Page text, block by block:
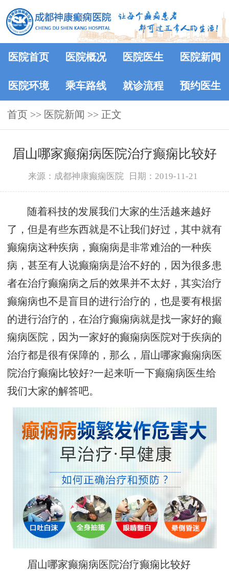
医院首页 医院概况 医院医生 医院新闻
医院环境 乘车路线 就诊流程 预约医生
首页 >> 医院新闻 >> 正文
眉山哪家癫痫病医院治疗癫痫比较好
来源：成都神康癫痫医院 日期：2019-11-21
随着科技的发展我们大家的生活越来越好
了，但是有些东西就是不让我们好过，其中就有
癫痫病这种疾病，癫痫病是非常难治的一种疾
病，甚至有人说癫痫病是治不好的，因为很多患
者在治疗癫痫病之后的效果并不太好，其实治疗
癫痫病也不是盲目的进行治疗的，也是要有根据
的进行治疗的，在治疗癫痫病就是找一家好的癫
痫病医院，因为一家好的癫痫病医院对于疾病的
治疗都是很有保障的，那么，眉山哪家癫痫病医
院治疗癫痫比较好?一起来听一下癫痫病医生给
我们大家的解答吧。
眉山哪家癫痫病医院治疗癫痫比较好